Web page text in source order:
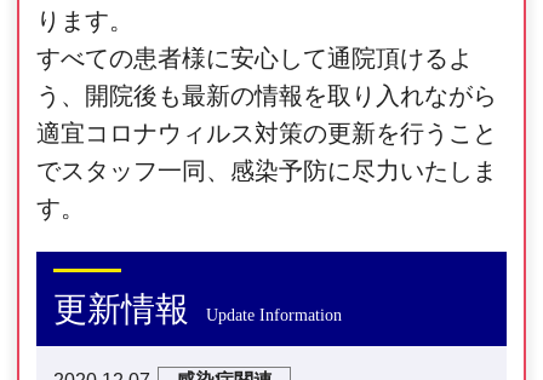
ります。
すべての患者様に安心して通院頂けるよ
う、開院後も最新の情報を取り入れながら
適宜コロナウィルス対策の更新を行うこと
でスタッフ一同、感染予防に尽力いたしま
す。
更新情報 Update Information